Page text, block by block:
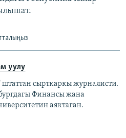
уулу
штаттан сырткаркы журналисти.
Финансы жана
аяктаган.